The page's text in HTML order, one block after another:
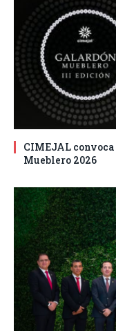
CIMEJAL
Mueblero 2026